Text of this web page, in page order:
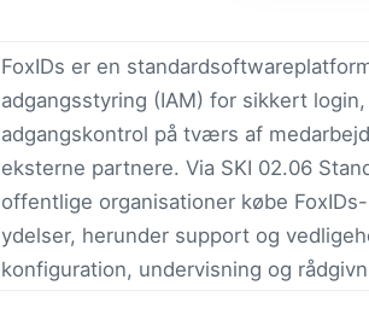
FoxIDs er en
adgangsstyring (IAM) for sikkert
adgangskontrol på tværs af
eksterne partnere. Via SKI 02.06
offentlige organisationer købe
ydelser, herunder support og
konfiguration, undervisning og